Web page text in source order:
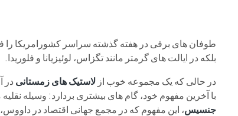
طوفان های برفی در هفته گذشته سراسر کشورامریکا را
بلکه در ایالت های گرمتر مانند تگزاس، لوئیزیانا و فلوریدا.
در حالی که یک مجموعه خوب از لاستیک های زمستانی در
با آخرین مفهوم خود، گام های بیشتری بردارد: وسیله
جنسیس، این مفهوم که در مجمع جهانی اقتصاد در